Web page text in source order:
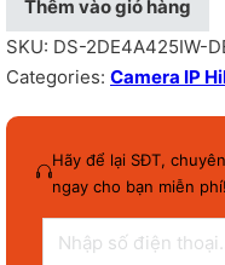
Thêm vào giỏ hàng
SKU: DS-2DE4A425IW-
Categories: Camera IP
Hãy để lại SĐT,
ngay cho bạn miễn phí!